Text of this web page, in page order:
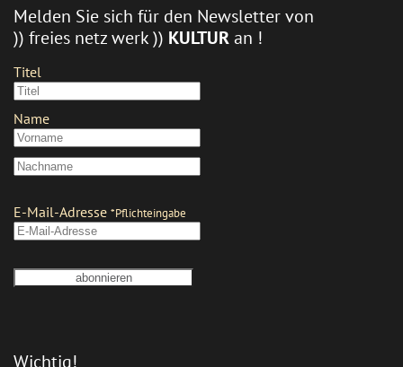
Melden Sie sich für den Newsletter von
)) freies netz werk )) KULTURan !
Wichtig!